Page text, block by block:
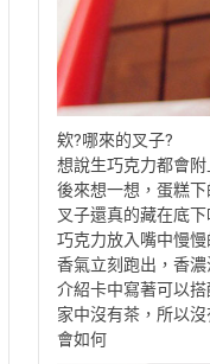
欸?哪來的叉子?
想說生巧克力都會
後來想一想，蛋糕
叉子還真的藏在底下
巧克力放入嘴中慢
香氣立刻跑出，香
介紹卡中寫著可以
家中沒有茶，所以
會如何